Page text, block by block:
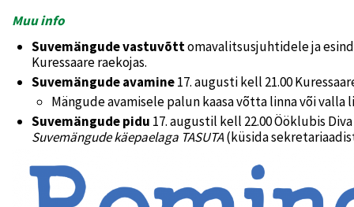
Muu info
Suvemängude vastuvõttomavalitsusjuhtidele ja
Kuressaare raekojas.
Suvemängude avamine17. augusti kell 21.00
Mängude avamisele palun kaasa võtta linna või valla
Suvemängude pidu 17. augustil kell 22.00 Ööklubis
Suvemängude käepaelaga TASUTA(küsida